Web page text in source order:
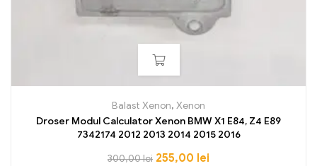
Balast Xenon, Xenon
Droser Modul Calculator Xenon BMW X1 E84, Z4 E89
7342174 2012 2013 2014 2015 2016
300,00lei 255,00 lei